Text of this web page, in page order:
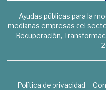
Ayudas públicas para la
medianas empresas del
Recuperación,
Política de privacidad